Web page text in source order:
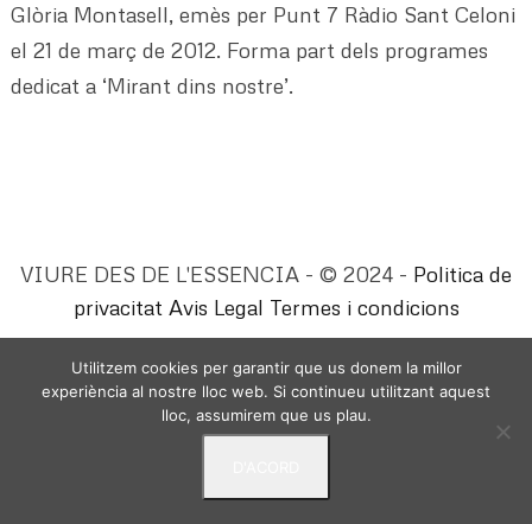
Glòria Montasell, emès per Punt 7 Ràdio Sant Celoni
el 21 de març de 2012. Forma part dels programes
dedicat a ‘Mirant dins nostre’.
VIURE DES DE L'ESSENCIA - © 2024 - Politica de
privacitat Avis Legal Termes i condicions
Utilitzem cookies per garantir que us donem la millor
experiència al nostre lloc web. Si continueu utilitzant aquest
lloc, assumirem que us plau.